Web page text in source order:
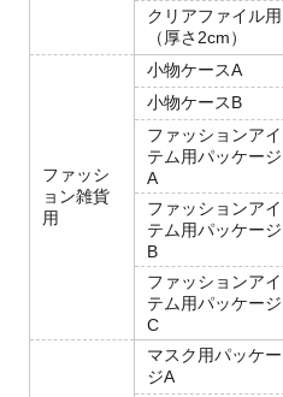
クリアファイル用
（厚さ2cm）
ファッシ
ョン雑貨
用
小物ケースA
小物ケースB
ファッションアイ
テム用パッケージ
A
ファッションアイ
テム用パッケージ
B
ファッションアイ
テム用パッケージ
C
マスク用パッケー
ジA